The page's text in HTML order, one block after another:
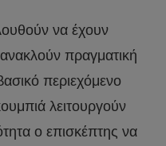
να έχουν
πραγματική
περιεχόμενο
λειτουργούν
ο επισκέπτης να